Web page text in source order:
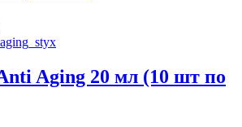
Aging 20 мл (10 шт по